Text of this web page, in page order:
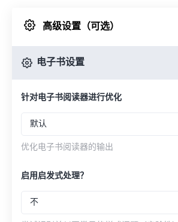
来自 Google
高级设置（可选）
电子书设置
针对电子书阅读器进行优化
默认
优化电子书阅读器的输出
启用启发式处理？
不